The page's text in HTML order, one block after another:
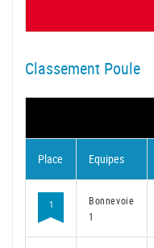
Classement Poule
Place Equipes
1
Bonnevoie
1